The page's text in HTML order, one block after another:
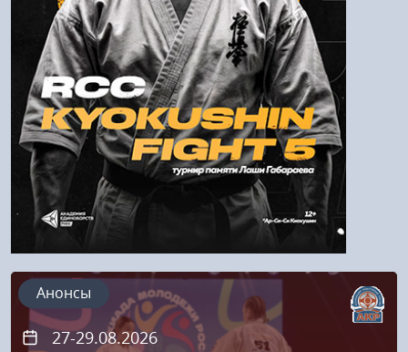
Напомнить пароль
Регистрация
27-29.08.2026
Анонсы